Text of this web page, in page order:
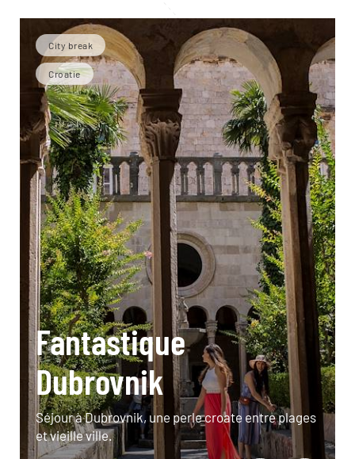
City break
Croatie
Fantastique
Dubrovnik
Séjour à Dubrovnik, une perle croate entre plages
et vieille ville.